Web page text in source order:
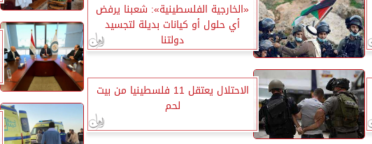
«الخارجية الفلسطينية»: شعبنا يرفض
أي حلول أو كيانات بديلة لتجسيد
دولتنا
الاحتلال يعتقل 11 فلسطينيا من بيت
لحم